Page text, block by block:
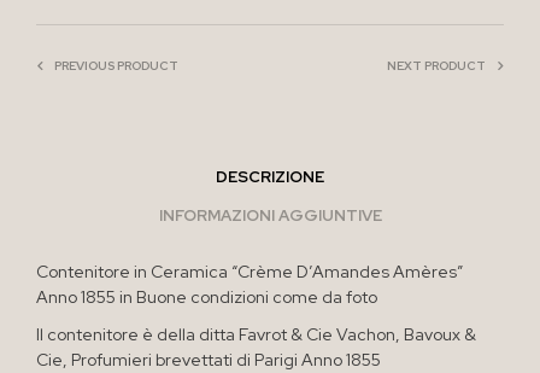
PREVIOUS PRODUCT NEXT PRODUCT
DESCRIZIONE
INFORMAZIONI AGGIUNTIVE
Contenitore in Ceramica “Crème D’Amandes Amères”
Anno 1855 in Buone condizioni come da foto
Il contenitore è della ditta Favrot & Cie Vachon, Bavoux &
Cie, Profumieri brevettati di Parigi Anno 1855